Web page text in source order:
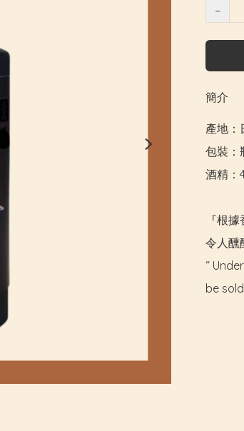
−
簡介
產地：
包裝：
酒精：
『根
令人醺
“
be